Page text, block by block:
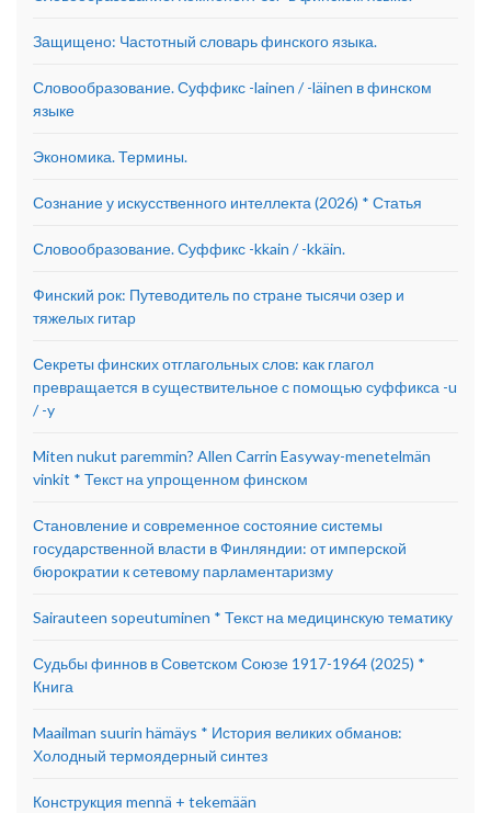
Защищено: Частотный словарь финского языка.
Словообразование. Суффикс -lainen / -läinen в финском
языке
Экономика. Термины.
Сознание у искусственного интеллекта (2026) * Статья
Словообразование. Суффикс -kkain / -kkäin.
Финский рок: Путеводитель по стране тысячи озер и
тяжелых гитар
Секреты финских отглагольных слов: как глагол
превращается в существительное с помощью суффикса -u
/ -y
Miten nukut paremmin? Allen Carrin Easyway-menetelmän
vinkit * Текст на упрощенном финском
Становление и современное состояние системы
государственной власти в Финляндии: от имперской
бюрократии к сетевому парламентаризму
Sairauteen sopeutuminen * Текст на медицинскую тематику
Судьбы финнов в Советском Союзе 1917-1964 (2025) *
Книга
Maailman suurin hämäys * История великих обманов:
Холодный термоядерный синтез
Конструкция mennä + tekemään